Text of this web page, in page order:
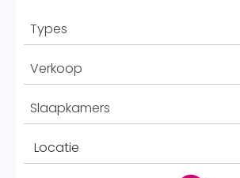
Types
Verkoop
Slaapkamers
Locatie